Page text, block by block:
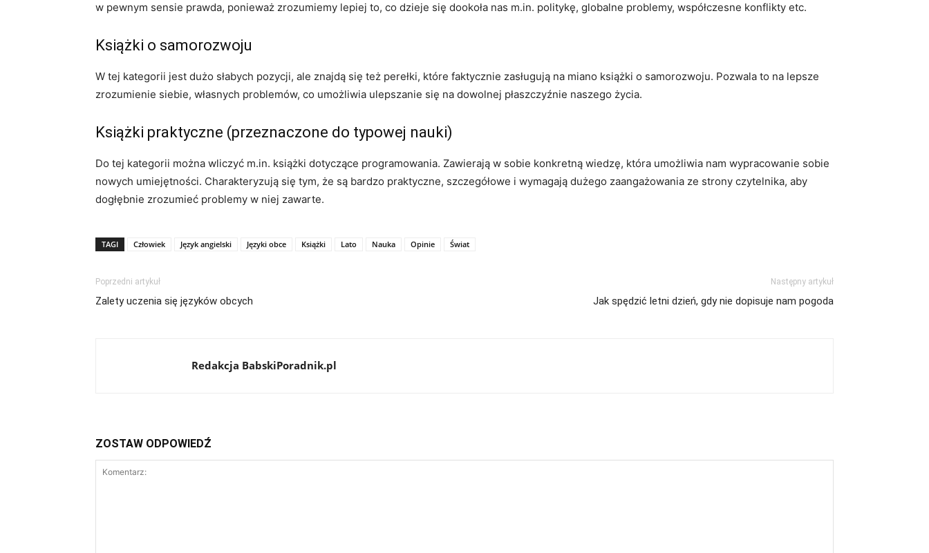
w pewnym sensie prawda, ponieważ zrozumiemy lepiej to, co dzieje się dookoła nas m.in. politykę, globalne problemy, współczesne konflikty etc.
Książki o samorozwoju
W tej kategorii jest dużo słabych pozycji, ale znajdą się też perełki, które faktycznie zasługują na miano książki o samorozwoju. Pozwala to na lepsze
zrozumienie siebie, własnych problemów, co umożliwia ulepszanie się na dowolnej płaszczyźnie naszego życia.
Książki praktyczne (przeznaczone do typowej nauki)
Do tej kategorii można wliczyć m.in. książki dotyczące programowania. Zawierają w sobie konkretną wiedzę, która umożliwia nam wypracowanie sobie
nowych umiejętności. Charakteryzują się tym, że są bardzo praktyczne, szczegółowe i wymagają dużego zaangażowania ze strony czytelnika, aby
dogłębnie zrozumieć problemy w niej zawarte.
TAGI Człowiek Język angielski Języki obce Książki Lato Nauka Opinie Świat
Poprzedni artykuł
Zalety uczenia się języków obcych
Następny artykuł
Jak spędzić letni dzień, gdy nie dopisuje nam pogoda
Redakcja BabskiPoradnik.pl
ZOSTAW ODPOWIEDŹ